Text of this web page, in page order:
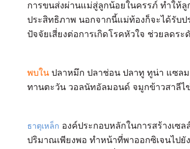
การขนส่งผ่านแม่สู่ลูกน้อยในครรภ์ ทำให้
ประสิทธิภาพ นอกจากนี้แม่ท้องก็จะได้รับ
ปัจจัยเสี่ยงต่อการเกิดโรคหัวใจ ช่วยลดระ
พบใน ปลาหมึก ปลาช่อน ปลาทู ทูน่า แซล
ทานตะวัน วอลนัทอัลมอนด์ จมูกข้าวสาลีไ
ธาตุเหล็ก องค์ประกอบหลักในการสร้างเซ
ปริมาณเพียงพอ ทำหน้าที่พาออกซิเจนไปยั